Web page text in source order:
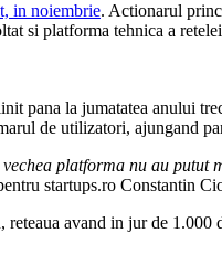
in noiembrie. Actionarul
si platforma tehnica a
pana la jumatatea anului
de utilizatori, ajungand
platforma nu au
startups.ro Constantin
avand in jur de 1.000